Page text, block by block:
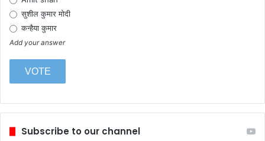
सुशील कुमार मोदी
कन्हैया कुमार
Add your answer
Subscribe to our channel